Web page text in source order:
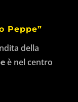
Peppe”
della
è nel centro